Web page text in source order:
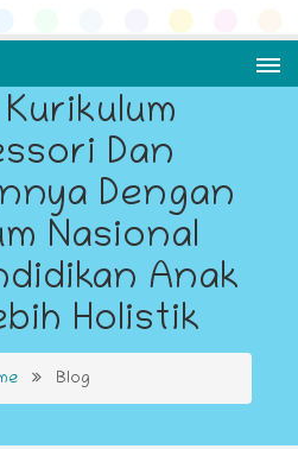
Dan
Dengan
Nasional
Anak
Holistik
Blog